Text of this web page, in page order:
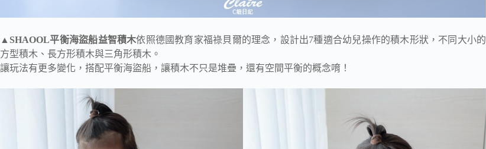
▲ SHAOOL平衡海盜船益智積木依照德國教育家福祿貝爾的理念，設計出7種適合幼兒操作的積木形狀，不同大小的
方型積木、長方形積木與三角形積木。
讓玩法有更多變化，搭配平衡海盜船，讓積木不只是堆疊，還有空間平衡的概念唷！